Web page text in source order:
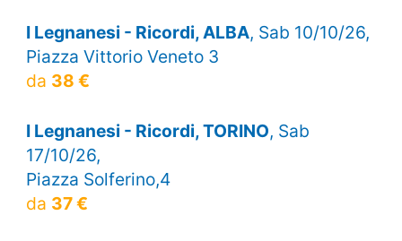
I Legnanesi - Ricordi, ALBA, Sab 10/10/26,
Piazza Vittorio Veneto 3
da 38 €
I Legnanesi - Ricordi, TORINO, Sab
17/10/26,
Piazza Solferino,4
da 37 €